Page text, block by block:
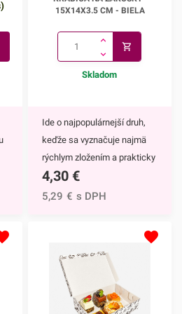
15x14x3.5 cm
15X14X3.5 CM - BIELA
Skladom
Ide o najpopulárnejší druh,
keďže sa vyznačuje najmä
rýchlym zložením a prakticky
otváreteľnou vrchnou
stranou.Krabicu vyrábame z
bezpečnú prepravu a
skladovanie cukroviniek a
slaných pochutín.Nakoľko je
4,30 €
5,29 € s DPH